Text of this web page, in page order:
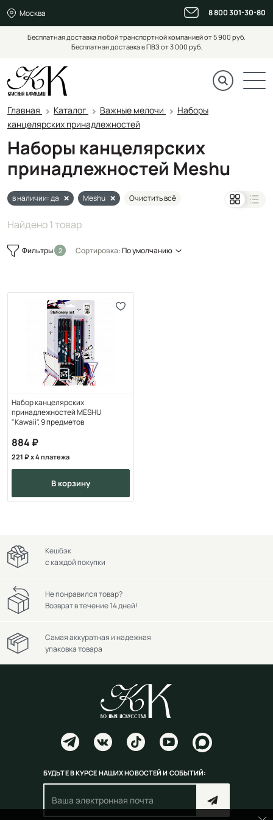
Москва 8 800 301-30-80
Бесплатная доставка любой транспортной компанией от 5 900 руб.
Бесплатная доставка в ПВЗ от 3 000 руб.
Главная Каталог Важные мелочи
Наборы
канцелярских принадлежностей
Наборы канцелярских
принадлежностей Meshu
в наличии: да Meshu Очистить всё
Найдено 1 товар
Фильтры Сортировка:По умолчанию
Набор канцелярских
принадлежностей MESHU
"Kawaii", 9 предметов
884
221 x 4 платежа
в корзину
Кешбэк
с каждой покупки
Не понравился товар?
Возврат в течение 14 дней!
Самая аккуратная и надежная
упаковка товара
БУДЬТЕ В КУРСЕ НАШИХ НОВОСТЕЙ И СОБЫТИЙ: